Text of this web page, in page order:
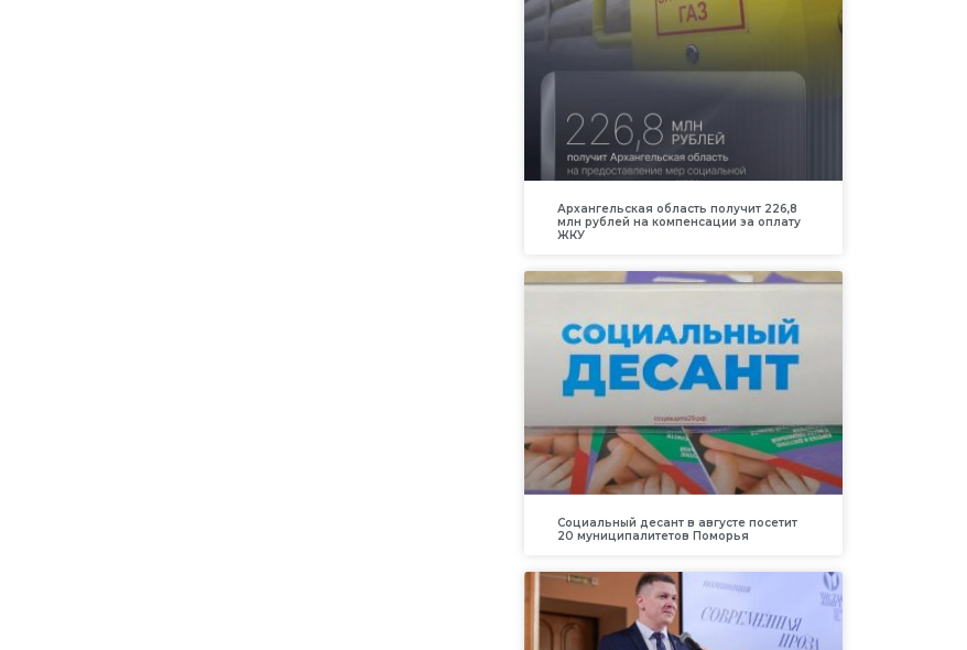
Архангельская область получит 226,8
млн рублей на компенсации за оплату
ЖКУ
Социальный десант в августе посетит
20 муниципалитетов Поморья